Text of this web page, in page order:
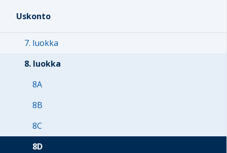
Uskonto
7. luokka
8. luokka
8A
8B
8C
8D